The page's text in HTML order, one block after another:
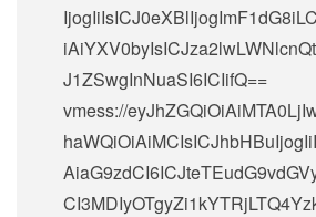
J1ZSwgInNuaSI6ICIifQ==
vmess://